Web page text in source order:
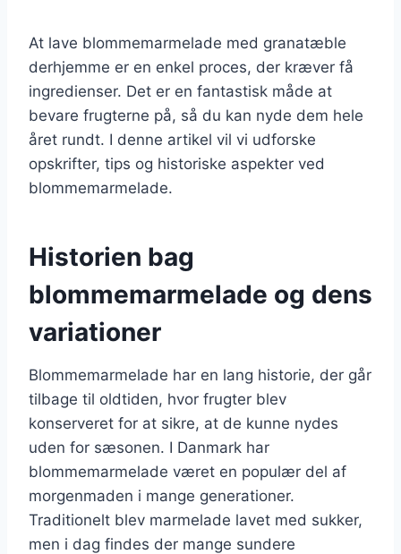
At lave blommemarmelade med granatæble
derhjemme er en enkel proces, der kræver få
ingredienser. Det er en fantastisk måde at
bevare frugterne på, så du kan nyde dem hele
året rundt. I denne artikel vil vi udforske
opskrifter, tips og historiske aspekter ved
blommemarmelade.
Historien bag
blommemarmelade og dens
variationer
Blommemarmelade har en lang historie, der går
tilbage til oldtiden, hvor frugter blev
konserveret for at sikre, at de kunne nydes
uden for sæsonen. I Danmark har
blommemarmelade været en populær del af
morgenmaden i mange generationer.
Traditionelt blev marmelade lavet med sukker,
men i dag findes der mange sundere